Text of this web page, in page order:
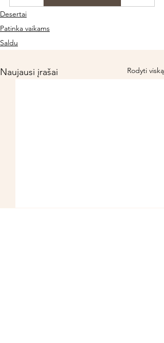
Desertai
Patinka vaikams
Saldu
Naujausi įrašai Rodyti viską